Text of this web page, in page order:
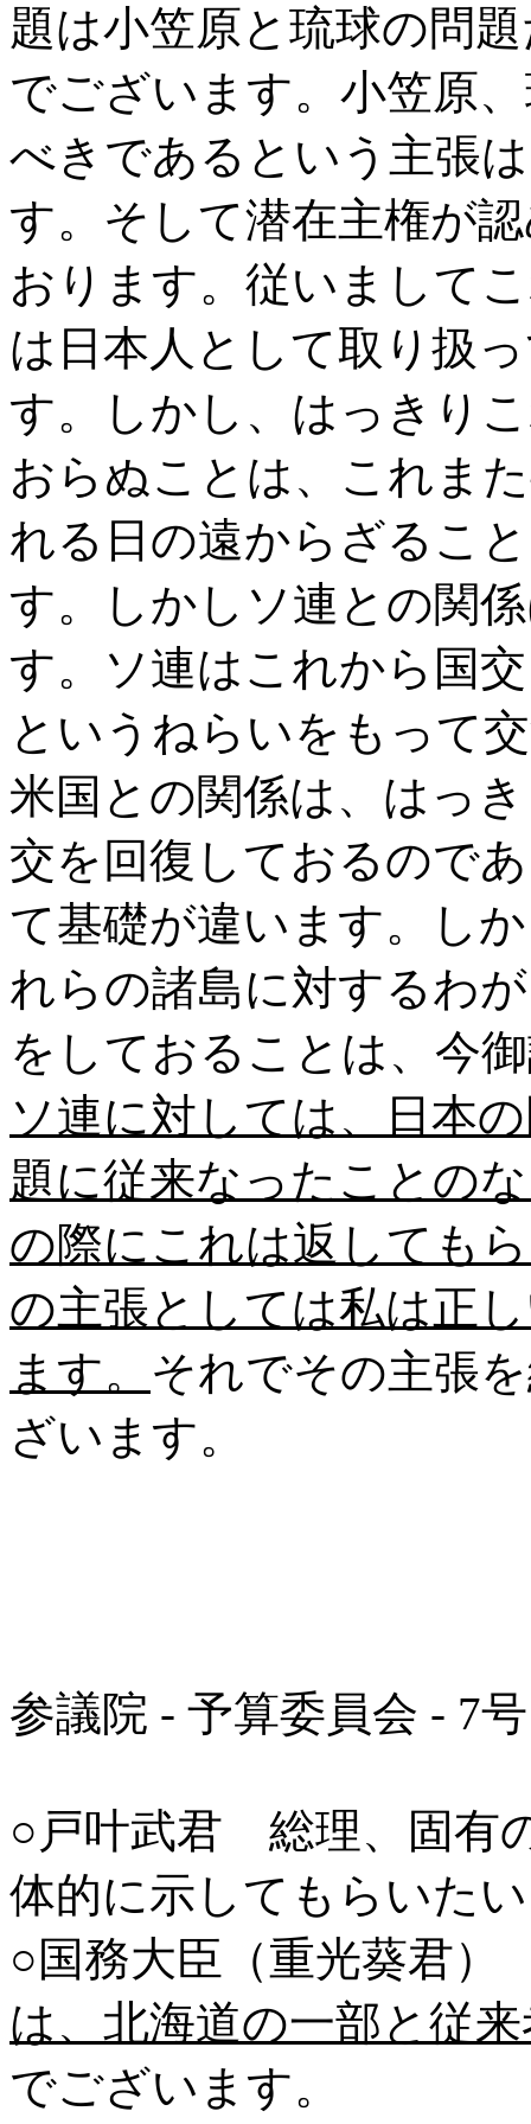
題は小笠原と琉球の問
でございます。小笠原
べきであるという主張
す。そして潜在主権が
おります。従いまして
は日本人として取り扱
す。しかし、はっきり
おらぬことは、これま
れる日の遠からざるこ
す。しかしソ連との関
す。ソ連はこれから国
というねらいをもって
米国との関係は、はっ
交を回復しておるので
て基礎が違います。し
れらの諸島に対するわ
をしておることは、今
ソ連に対しては、日本
題に従来なったことの
の際にこれは返しても
の主張としては私は正
ます。 それでその主張
ざいます。
参議院 - 予算委員会 - 7
○戸叶武君 総理、固有
体的に示してもらいた
○国務大臣（重光葵君
は、北海道の一部と従
でございます。